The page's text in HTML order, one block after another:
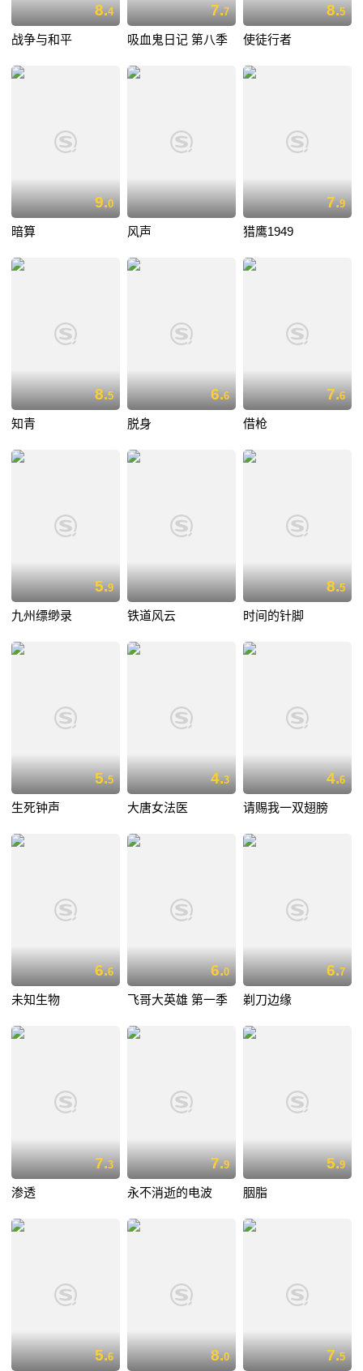
8.4
战争与和平
7.7
吸血鬼日记 第八季
8.5
使徒行者
9.0
暗算 风声
7.9
猎鹰1949
8.5
知青
6.6
脱身
7.6
借枪
5.9
九州缥缈录 铁道风云
8.5
时间的针脚
5.5
生死钟声
4.3
大唐女法医
4.6
请赐我一双翅膀
6.6
未知生物
6.0
飞哥大英雄 第一季
6.7
剃刀边缘
7.3
渗透
7.9
永不消逝的电波
5.9
胭脂
5.6 8.0 7.5